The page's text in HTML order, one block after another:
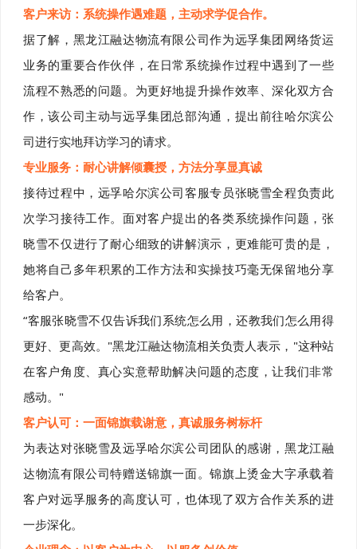
客户来访：系统操作遇难题，主动求学促合作。
据了解，黑龙江融达物流有限公司作为远孚集团网络货运
业务的重要合作伙伴，在日常系统操作过程中遇到了一些
流程不熟悉的问题。为更好地提升操作效率、深化双方合
作，该公司主动与远孚集团总部沟通，提出前往哈尔滨公
司进行实地拜访学习的请求。
专业服务：耐心讲解倾囊授，方法分享显真诚
接待过程中，远孚哈尔滨公司客服专员张晓雪全程负责此
次学习接待工作。面对客户提出的各类系统操作问题，张
晓雪不仅进行了耐心细致的讲解演示，更难能可贵的是，
她将自己多年积累的工作方法和实操技巧毫无保留地分享
给客户。
“客服张晓雪不仅告诉我们系统怎么用，还教我们怎么用得
更好、更高效。"黑龙江融达物流相关负责人表示，"这种站
在客户角度、真心实意帮助解决问题的态度，让我们非常
感动。"
客户认可：一面锦旗载谢意，真诚服务树标杆
为表达对张晓雪及远孚哈尔滨公司团队的感谢，黑龙江融
达物流有限公司特赠送锦旗一面。锦旗上烫金大字承载着
客户对远孚服务的高度认可，也体现了双方合作关系的进
一步深化。